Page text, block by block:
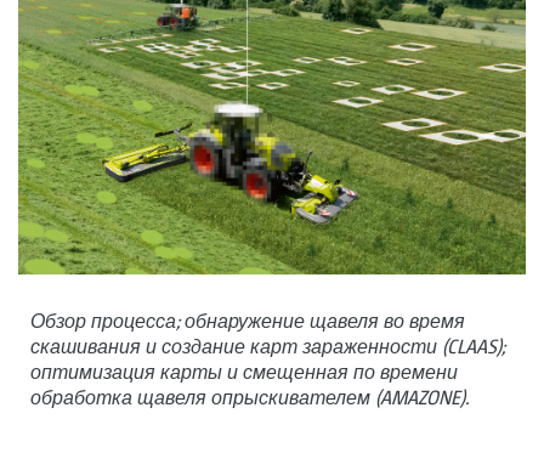
Обзор процесса; обнаружение щавеля во время
скашивания и создание карт зараженности (CLAAS);
оптимизация карты и смещенная по времени
обработка щавеля опрыскивателем (AMAZONE).